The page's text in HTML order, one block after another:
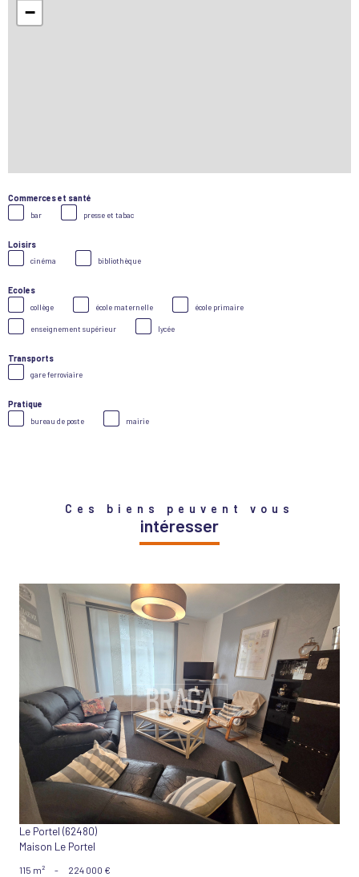
−
Commerces et santé
bar presse et tabac
Loisirs
cinéma bibliothèque
Ecoles
collège école maternelle école primaire
enseignement supérieur lycée
Transports
gare ferroviaire
Pratique
bureau de poste mairie
Ces biens peuvent vous
intéresser
VOIR LE BIEN
Le Portel (62480)
Maison Le Portel
115 m² - 224 000 €